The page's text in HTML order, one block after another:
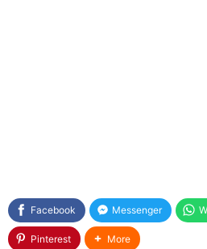
Facebook Messenger
Pinterest More